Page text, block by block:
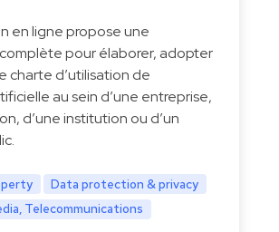
en ligne propose une
pour élaborer, adopter
charte d’utilisation de
au sein d’une entreprise,
d’une institution ou d’un
Data protection & privacy
Telecommunications